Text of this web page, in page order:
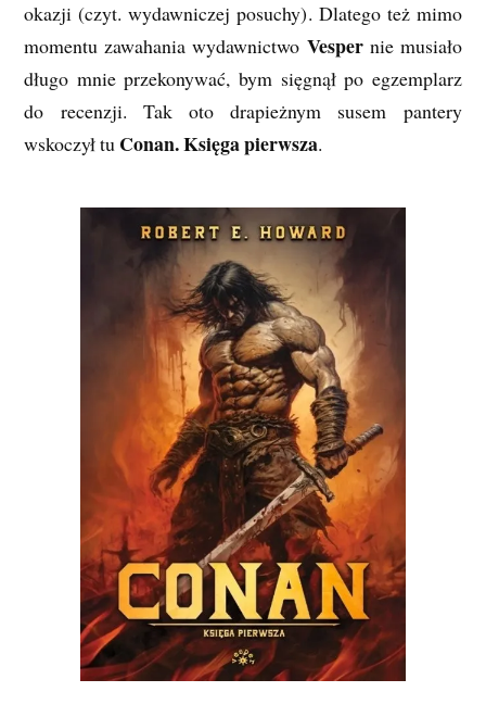
okazji (czyt. wydawniczej posuchy). Dlatego też mimo
momentu zawahania wydawnictwo Vespernie musiało
długo mnie przekonywać, bym sięgnął po egzemplarz
do recenzji. Tak oto drapieżnym susem pantery
wskoczył tu Conan. Księga pierwsza.